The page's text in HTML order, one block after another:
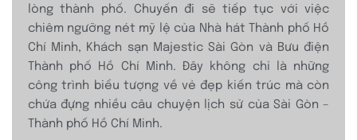
lòng thành phố. Chuyến đi sẽ tiếp tục với việc
chiêm ngưỡng nét mỹ lệ của Nhà hát Thành phố Hồ
Chí Minh, Khách sạn Majestic Sài Gòn và Bưu điện
Thành phố Hồ Chí Minh. Đây không chỉ là những
công trình biểu tượng về vẻ đẹp kiến trúc mà còn
chứa đựng nhiều câu chuyện lịch sử của Sài Gòn –
Thành phố Hồ Chí Minh.